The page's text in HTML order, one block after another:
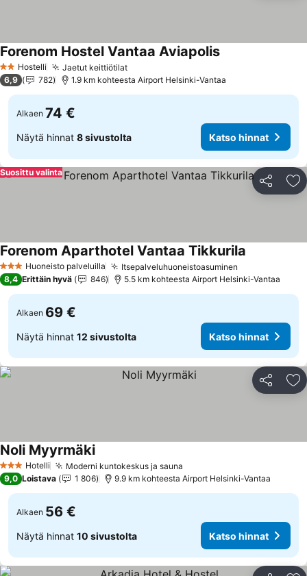
2 Tähtiluokitus
Hostelli Jaetut keittiötilat
Forenom Hostel Vantaa Aviapolis
6,9 782 1.9 km kohteesta Airport Helsinki-Vantaa
Alkaen 74 €
Näytä hinnat 8 sivustolta Katso hinnat
Jaa
Suosittu valinta
3 Tähtiluokitus
Huoneisto palveluilla Itsepalveluhuoneistoasuminen
Forenom Aparthotel Vantaa Tikkurila
8,4 Erittäin hyvä 846 5.5 km kohteesta Airport Helsinki-Vantaa
Alkaen 69 €
Näytä hinnat 12 sivustolta Katso hinnat
Jaa
3 Tähtiluokitus
Hotelli Moderni kuntokeskus ja sauna
Noli Myyrmäki
9,0 Loistava 1 806 9.9 km kohteesta Airport Helsinki-Vantaa
Alkaen 56 €
Näytä hinnat 10 sivustolta Katso hinnat